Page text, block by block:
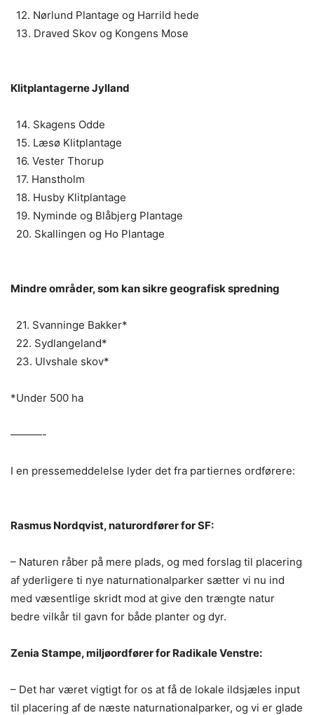
12. Nørlund Plantage og Harrild hede
13. Draved Skov og Kongens Mose
Klitplantagerne Jylland
14. Skagens Odde
15. Læsø Klitplantage
16. Vester Thorup
17. Hanstholm
18. Husby Klitplantage
19. Nyminde og Blåbjerg Plantage
20. Skallingen og Ho Plantage
Mindre områder, som kan sikre geografisk spredning
21. Svanninge Bakker*
22. Sydlangeland*
23. Ulvshale skov*
*Under 500 ha
———-
I en pressemeddelelse lyder det fra partiernes ordførere:
Rasmus Nordqvist, naturordfører for SF:
– Naturen råber på mere plads, og med forslag til placering
af yderligere ti nye naturnationalparker sætter vi nu ind
med væsentlige skridt mod at give den trængte natur
bedre vilkår til gavn for både planter og dyr.
Zenia Stampe, miljøordfører for Radikale Venstre:
– Det har været vigtigt for os at få de lokale ildsjæles input
til placering af de næste naturnationalparker, og vi er glade